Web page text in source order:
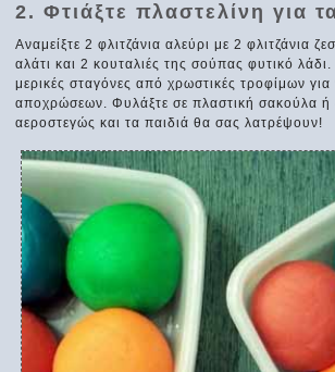
2. Φτιάξτε πλαστελίνη για
Αναμείξτε 2 φλιτζάνια αλεύρι με 2 φλιτζάνια
αλάτι και 2 κουταλιές της σούπας φυτικό λάδι.
μερικές σταγόνες από χρωστικές τροφίμων για
αποχρώσεων. Φυλάξτε σε πλαστική σακούλα ή
αεροστεγώς και τα παιδιά θα σας λατρέψουν!